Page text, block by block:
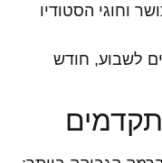
וחוגי הסטודיו
לשבוע, חודש